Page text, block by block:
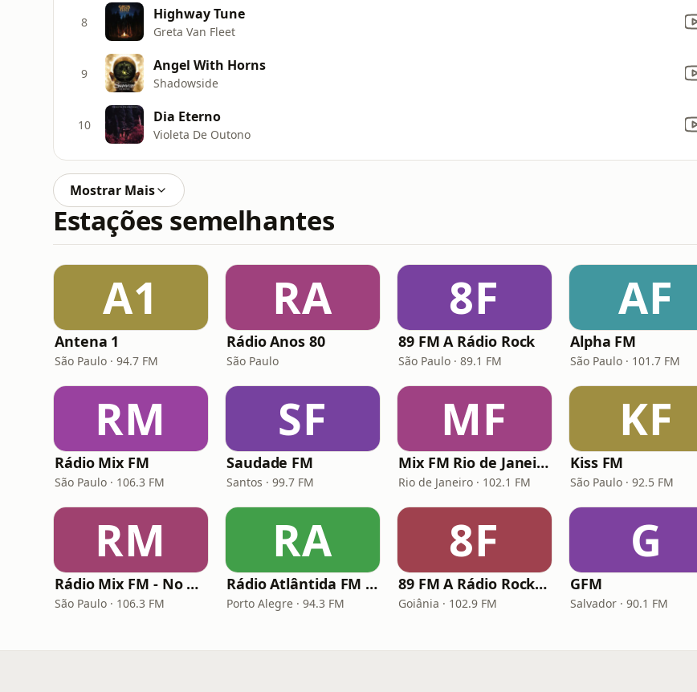
8 Highway Tune
Greta Van Fleet
9 Angel With Horns
Shadowside
10 Dia Eterno
Violeta De Outono
Mostrar Mais
Estações semelhantes
A1
Antena 1
São Paulo · 94.7 FM
RA
Rádio Anos 80
São Paulo
8F
89 FM A Rádio Rock
São Paulo · 89.1 FM
AF
Alpha FM
São Paulo · 101.7 FM
RM
Rádio Mix FM
São Paulo · 106.3 FM
SF
Saudade FM
Santos · 99.7 FM
MF
Mix FM Rio de Janeiro
Rio de Janeiro · 102.1 FM
KF
Kiss FM
São Paulo · 92.5 FM
RM
Rádio Mix FM - No Break
São Paulo · 106.3 FM
RA
Rádio Atlântida FM Porto Alegre
Porto Alegre · 94.3 FM
8F
89 FM A Rádio Rock Goiânia
Goiânia · 102.9 FM
G
GFM
Salvador · 90.1 FM